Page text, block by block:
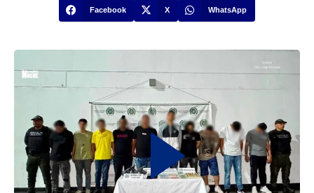
Facebook X WhatsApp